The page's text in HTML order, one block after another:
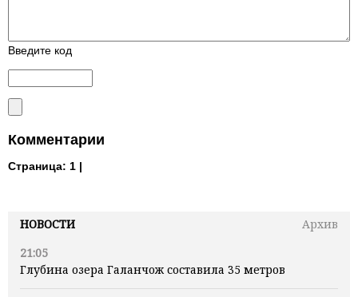
НОВОСТИ
Архив
21:05
Глубина озера Галанчож составила 35 метров
Введите код
Комментарии
Страница: 1 |